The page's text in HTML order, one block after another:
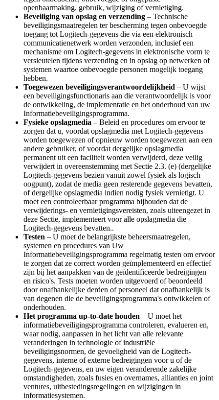
openbaarmaking, gebruik, wijziging of vernietiging.
Beveiliging van opslag en verzending – Technische
beveiligingsmaatregelen ter bescherming tegen onbevoegde
toegang tot Logitech-gegevens die via een elektronisch
communicatienetwerk worden verzonden, inclusief een
mechanisme om Logitech-gegevens in elektronische vorm te
versleutelen tijdens verzending en in opslag op netwerken of
systemen waartoe onbevoegde personen mogelijk toegang
hebben.
Toegewezen beveiligingsverantwoordelijkheid – U wijst
een beveiligingsfunctionaris aan die verantwoordelijk is voor
de ontwikkeling, de implementatie en het onderhoud van uw
Informatiebeveiligingsprogramma.
Fysieke opslagmedia – Beleid en procedures om ervoor te
zorgen dat u, voordat opslagmedia met Logitech-gegevens
worden toegewezen of opnieuw worden toegewezen aan een
andere gebruiker, of voordat dergelijke opslagmedia
permanent uit een faciliteit worden verwijderd, deze veilig
verwijdert in overeenstemming met Sectie 2.3. (e) (dergelijke
Logitech-gegevens bezien vanuit zowel fysiek als logisch
oogpunt), zodat de media geen resterende gegevens bevatten,
of dergelijke opslagmedia indien nodig fysiek vernietigt. U
moet een controleerbaar programma bijhouden dat de
verwijderings- en vernietigingsvereisten, zoals uiteengezet in
deze Sectie, implementeert voor alle opslagmedia die
Logitech-gegevens bevatten..
Testen – U moet de belangrijkste beheersmaatregelen,
systemen en procedures van Uw
Informatiebeveiligingsprogramma regelmatig testen om ervoor
te zorgen dat ze correct worden geïmplementeerd en effectief
zijn bij het aanpakken van de geïdentificeerde bedreigingen
en risico's. Tests moeten worden uitgevoerd of beoordeeld
door onafhankelijke derden of personeel dat onafhankelijk is
van degenen die de beveiligingsprogramma's ontwikkelen of
onderhouden.
Het programma up-to-date houden – U moet het
informatiebeveiligingsprogramma controleren, evalueren en,
waar nodig, aanpassen in het licht van alle relevante
veranderingen in technologie of industriële
beveiligingsnormen, de gevoeligheid van de Logitech-
gegevens, interne of externe bedreigingen voor u of de
Logitech-gegevens, en uw eigen veranderende zakelijke
omstandigheden, zoals fusies en overnames, allianties en joint
ventures, uitbestedingsregelingen en wijzigingen in
informatiesystemen.